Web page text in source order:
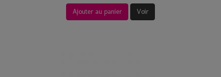
Ajouter au panier Voir